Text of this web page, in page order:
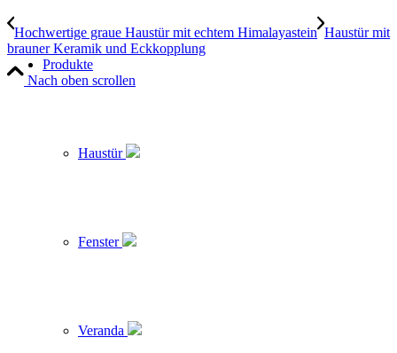
Produkte
Haustür
Fenster
Veranda
Hochwertige graue Haustür mit echtem Himalayastein Haustür mit
brauner Keramik und Eckkopplung
Nach oben scrollen